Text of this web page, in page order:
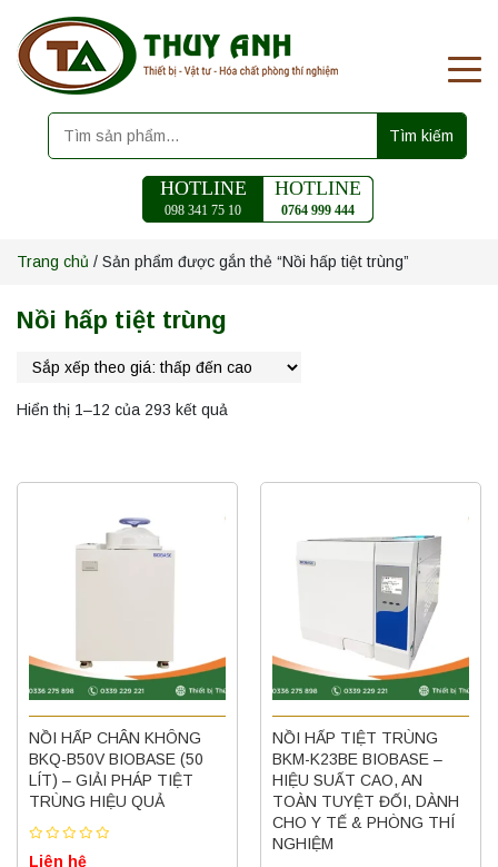
Tìm kiếm
HOTLINE
098 341 75 10
HOTLINE
0764 999 444
Trang chủ / Sản phẩm được gắn thẻ “Nồi hấp tiệt trùng”
Nồi hấp tiệt trùng
Hiển thị 1–12 của 293 kết quả
NỒI HẤP CHÂN KHÔNG
BKQ-B50V BIOBASE (50
LÍT) – GIẢI PHÁP TIỆT
TRÙNG HIỆU QUẢ
Liên hệ
NỒI HẤP TIỆT TRÙNG
BKM-K23BE BIOBASE –
HIỆU SUẤT CAO, AN
TOÀN TUYỆT ĐỐI, DÀNH
CHO Y TẾ & PHÒNG THÍ
NGHIỆM